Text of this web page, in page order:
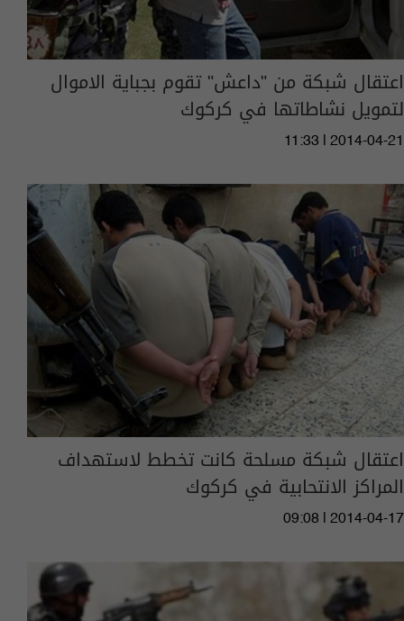
اعتقال شبكة من "داعش" تقوم بجباية الاموال
لتمويل نشاطاتها في كركوك
11:33 | 2014-04-21
اعتقال شبكة مسلحة كانت تخطط لاستهداف
المراكز الانتحابية في كركوك
09:08 | 2014-04-17